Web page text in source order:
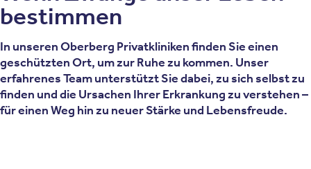
bestimmen
In unseren Oberberg Privatkliniken finden Sie einen
geschützten Ort, um zur Ruhe zu kommen. Unser
erfahrenes Team unterstützt Sie dabei, zu sich selbst zu
finden und die Ursachen Ihrer Erkrankung zu verstehen –
für einen Weg hin zu neuer Stärke und Lebensfreude.